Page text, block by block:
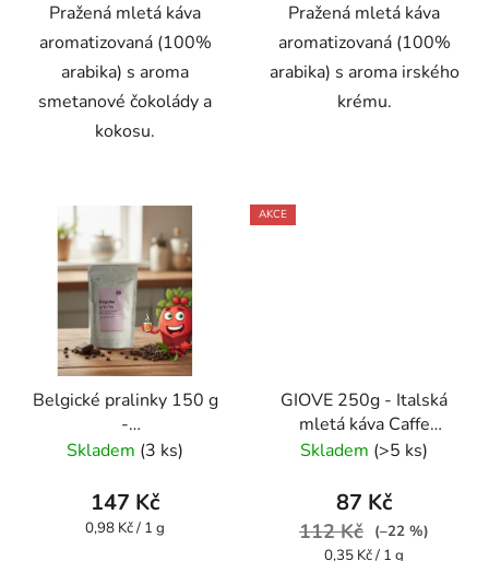
Pražená mletá káva
aromatizovaná (100%
arabika) s aroma
smetanové čokolády a
kokosu.
Pražená mletá káva
aromatizovaná (100%
arabika) s aroma irského
krému.
Belgické pralinky 150 g
-
káva,aromatizovaná,mletá
Skladem (3 ks)
147 Kč
Měrná
0,98 Kč / 1 g
AKCE
GIOVE 250g - Italská
mletá káva Caffe
Pompeii
Skladem (>5 ks)
87 Kč
112 Kč
(–22 %)
Měrná
0,35 Kč / 1 g